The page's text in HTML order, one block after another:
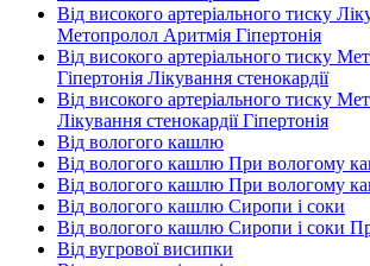
Від високого артеріального тиску
Метопролол Аритмія Гіпертонія
Від високого артеріального тиску
Гіпертонія Лікування стенокардії
Від високого артеріального тиску
Лікування стенокардії Гіпертонія
Від вологого кашлю
Від вологого кашлю При вологому
Від вологого кашлю При вологому
Від вологого кашлю Сиропи і соки
Від вологого кашлю Сиропи і соки
Від вугрової висипки